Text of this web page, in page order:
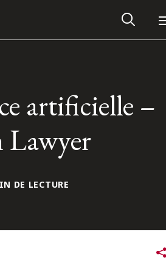
d’Osler
artificielle –
Lawyer
DE LECTURE